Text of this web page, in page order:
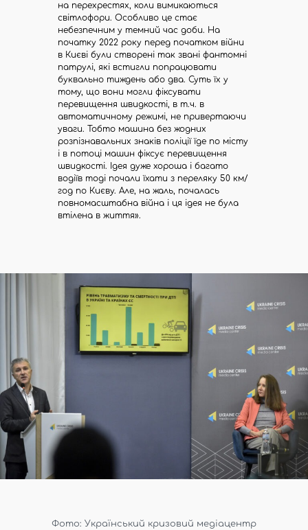
на перехрестях, коли вимикаються
світлофори. Особливо це стає
небезпечним у темний час доби. На
початку 2022 року перед початком війни
в Києві були створені так звані фантомні
патрулі, які встигли попрацювати
буквально тиждень або два. Суть їх у
тому, що вони могли фіксувати
перевищення швидкості, в т.ч. в
автоматичному режимі, не привертаючи
уваги. Тобто машина без жодних
розпізнавальних знаків поліції їде по місту
і в потоці машин фіксує перевищення
швидкості. Ідея дуже хороша і багато
водіїв тоді почали їхати з переляку 50 км/
год по Києву. Але, на жаль, почалась
повномасштабна війна і ця ідея не була
втілена в життя».
Фото: Український кризовий медіацентр